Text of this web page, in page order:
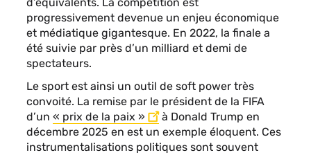
progressivement devenue un enjeu économique
et médiatique gigantesque. En 2022, la finale a
été suivie par près d’un milliard et demi de
spectateurs.
Le sport est ainsi un outil de soft power très
convoité. La remise par le président de la FIFA
d’un « prix de la paix »
à Donald Trump en
décembre 2025 en est un exemple éloquent. Ces
instrumentalisations politiques sont souvent